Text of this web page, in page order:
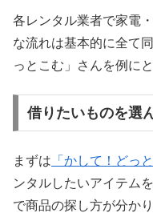
各レンタル業者で家電
な流れは基本的に全て
っとこむ」さんを例に
借りたいものを選
まずは 「かして！どっ
ンタルしたいアイテム
で商品の探し方が分か